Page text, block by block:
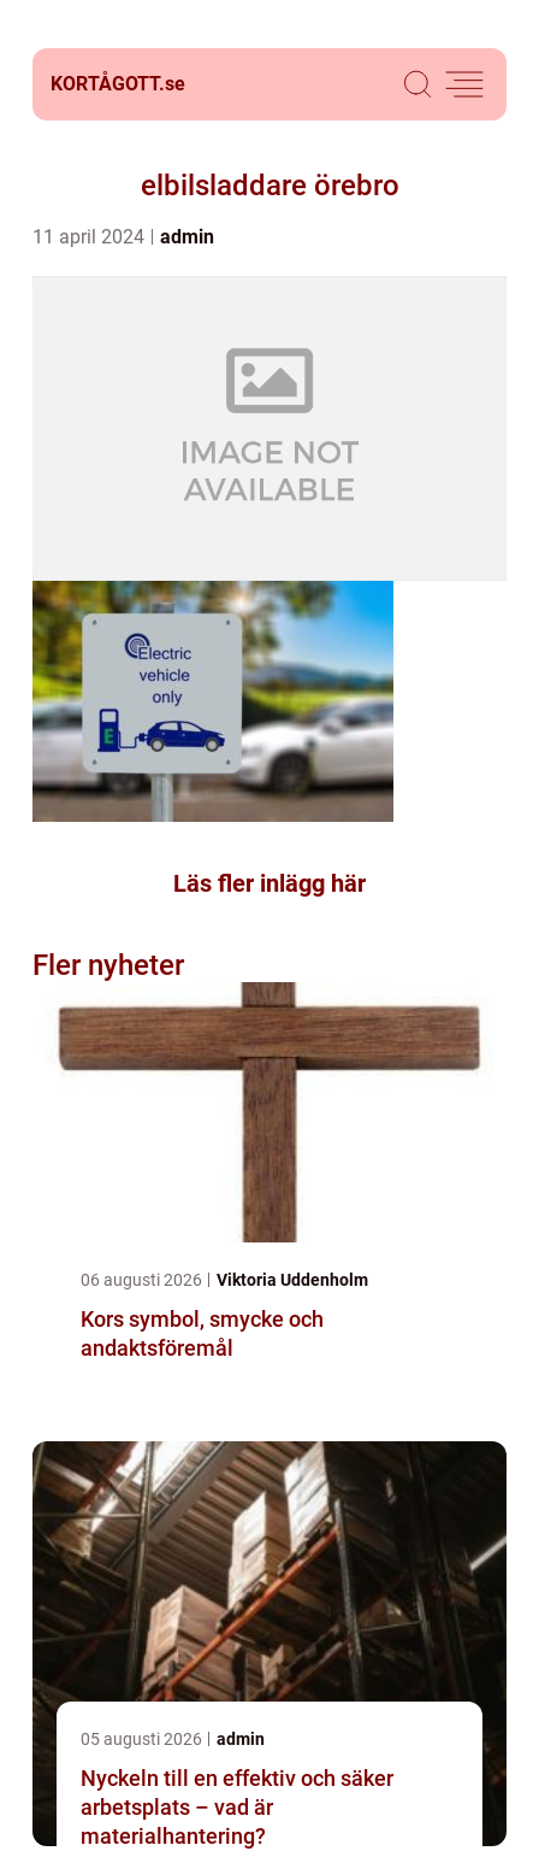
KORTÅGOTT.se
elbilsladdare örebro
11 april 2024 admin
Läs fler inlägg här
Fler nyheter
06 augusti 2026 Viktoria Uddenholm
Kors symbol, smycke och
andaktsföremål
05 augusti 2026 admin
Nyckeln till en effektiv och säker
arbetsplats – vad är
materialhantering?